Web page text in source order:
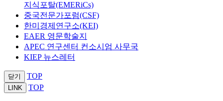
지식포탈(EMERiCs)
중국전문가포럼(CSF)
한미경제연구소(KEI)
EAER 영문학술지
APEC 연구센터 컨소시엄 사무국
KIEP 뉴스레터
닫기 TOP
LINK TOP